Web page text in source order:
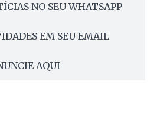
NO SEU WHATSAPP
EM SEU EMAIL
AQUI